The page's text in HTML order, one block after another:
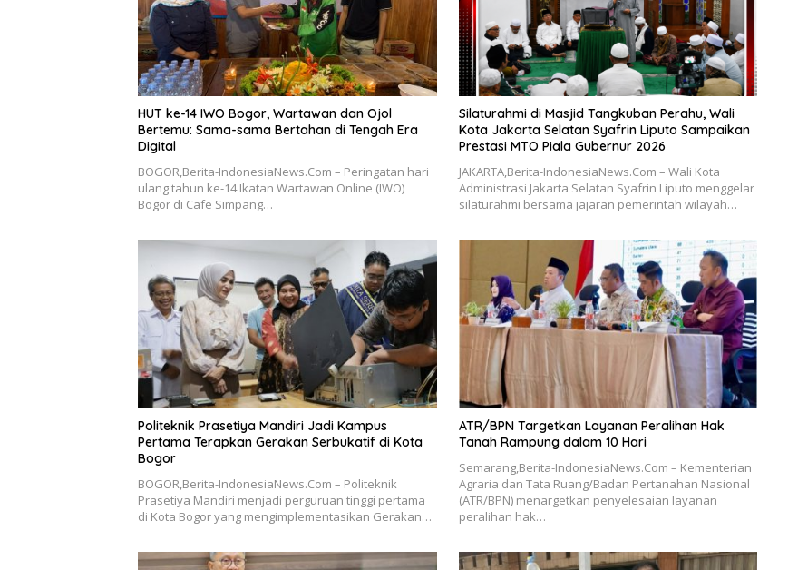
HUT ke-14 IWO Bogor, Wartawan dan Ojol
Bertemu: Sama-sama Bertahan di Tengah Era
Digital
BOGOR,Berita-IndonesiaNews.Com – Peringatan hari
ulang tahun ke-14 Ikatan Wartawan Online (IWO)
Bogor di Cafe Simpang…
Silaturahmi di Masjid Tangkuban Perahu, Wali
Kota Jakarta Selatan Syafrin Liputo Sampaikan
Prestasi MTO Piala Gubernur 2026
JAKARTA,Berita-IndonesiaNews.Com – Wali Kota
Administrasi Jakarta Selatan Syafrin Liputo menggelar
silaturahmi bersama jajaran pemerintah wilayah…
Politeknik Prasetiya Mandiri Jadi Kampus
Pertama Terapkan Gerakan Serbukatif di Kota
Bogor
BOGOR,Berita-IndonesiaNews.Com – Politeknik
Prasetiya Mandiri menjadi perguruan tinggi pertama
di Kota Bogor yang mengimplementasikan Gerakan…
ATR/BPN Targetkan Layanan Peralihan Hak
Tanah Rampung dalam 10 Hari
Semarang,Berita-IndonesiaNews.Com – Kementerian
Agraria dan Tata Ruang/Badan Pertanahan Nasional
(ATR/BPN) menargetkan penyelesaian layanan
peralihan hak…